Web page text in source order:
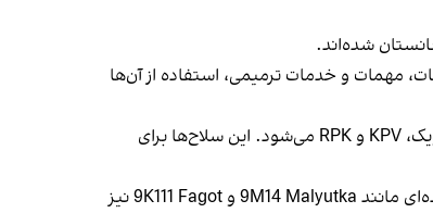
شده‌اند.
مهمات و خدمات ترمیمی، استفاده از آن‌ها
طالبان در بخش ترمیم سلاح‌های سنگین نیز تعدادی سلاح را مشخص کرده‌اند که شامل ۷۶۵ میل دهشکه (DShK)، پیکا (PKM)، زیکویک، KPV و RPK می‌شود. این سلاح‌ها برای
در بخش سلاح‌های ضدزره، طالبان علاوه بر راکت‌انداز RPG-7، توپ‌های ضدتانک SPG-9 و B-10، خواستار دریافت موشک‌های هدایت‌شونده‌ای مانند 9M14 Malyutka و 9K111 Fagot نیز